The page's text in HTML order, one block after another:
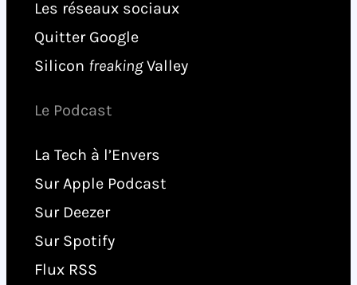
Les réseaux sociaux
Quitter Google
Silicon freakingValley
Le Podcast
La Tech à l’Envers
Sur Apple Podcast
Sur Deezer
Sur Spotify
Flux RSS